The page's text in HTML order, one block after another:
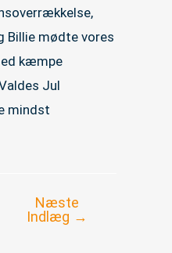
Billie mødte vores
kæmpe
Jul
mindst
Næste
Indlæg →